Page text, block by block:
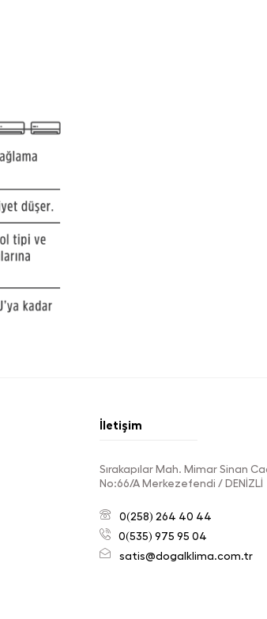
İletişim
Sırakapılar Mah. Mimar Sinan
No:66/A Merkezefendi / DENİZLİ
0(258) 264 40 44
0(535) 975 95 04
satis@dogalklima.com.tr